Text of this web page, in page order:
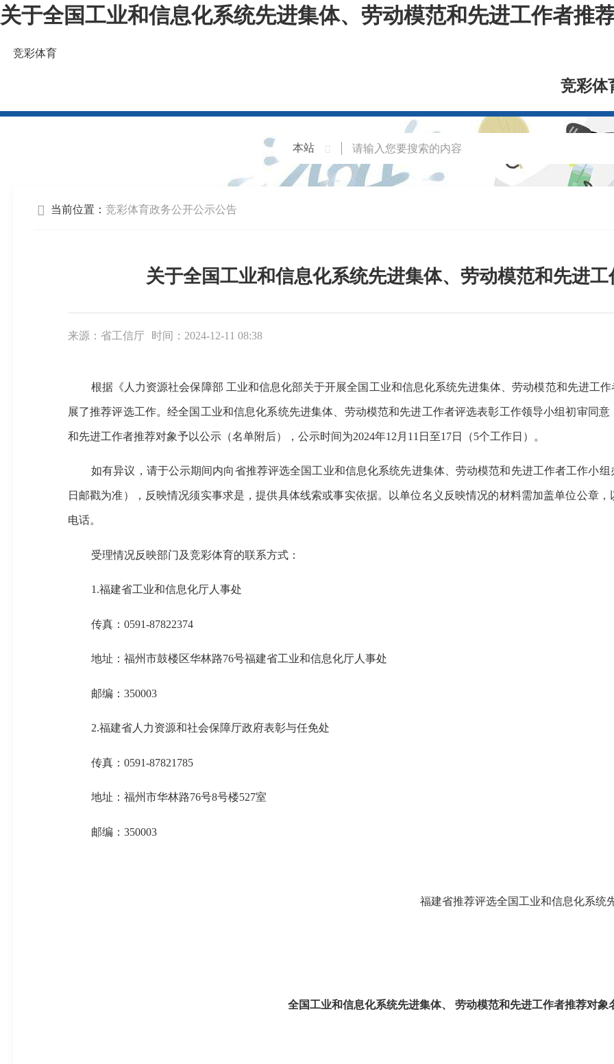
关于全国工业和信息化系统先进集体、劳动模范和先进工作者推
竞彩体育
竞彩体
当前位置： 竞彩体育政务公开公示公告
关于全国工业和信息化系统先进集体、劳动模范和先进
来源：省工信厅 时间：2024-12-11 08:38
根据 《人力资源社会保障部 工业和信息化部关于开展全国工业和信息化系统先进集体、劳动模范和先进工作
展了推荐评选工作。经全国工业和信息化系统先进集体、劳动模范和先进工作者评选表彰工作领导小组初审同意
和先进工作者推荐对象予以公示（名单附后） ，公示时间为2024年12 月 11 日至17日（5个工作日） 。
如有异议，请于公示期间内向省推荐评选全国工业和信息化系统先进集体、劳动模范和先进工作者工作小
日邮戳为准），反映情况须实事求是，提供具体线索或事实依据。以单位名义反映情况的材料需加盖单位公章
电话。
受理情况反映部门及竞彩体育的联系方式：
1.福建省工业和信息化厅人事处
传真： 0591-87822374
地址： 福州市鼓楼区华林路76号福建省工业和信息化厅人事处
邮编： 350003
2.福建省人力资源和社会保障厅政府表彰与任免处
传真： 0591-87821785
地址：福州市华林路76号8号楼527室
邮编： 350003
福建省推荐评选全国工业和信息化系统
全国工业和信息化系统先进集体、 劳动模范和先进工作者推荐对象